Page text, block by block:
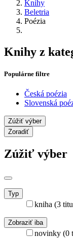
Knihy
Beletria
Poézia
Knihy z
Populárne filtre
Česká poézia
Slovenská
Zúžiť výber
Zoradiť
Zúžiť výber
Typ
kniha (3
Zobraziť iba
novinky (0